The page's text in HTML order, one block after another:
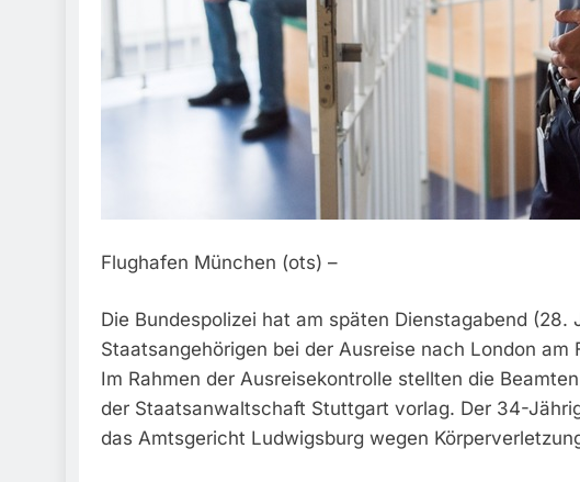
Flughafen München (ots) –
Die Bundespolizei hat am späten Dienstagabend
Staatsangehörigen bei der Ausreise nach London
Im Rahmen der Ausreisekontrolle stellten die
der Staatsanwaltschaft Stuttgart vorlag. Der 34-
das Amtsgericht Ludwigsburg wegen